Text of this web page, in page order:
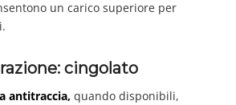
un carico superiore per
cingolato
antitraccia, quando disponibili,